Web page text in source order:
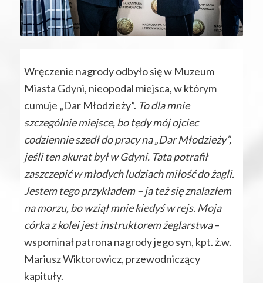
Wręczenie nagrody odbyło się w Muzeum
Miasta Gdyni, nieopodal miejsca, w którym
cumuje „Dar Młodzieży”. To dla mnie
szczególnie miejsce, bo tędy mój ojciec
codziennie szedł do pracy na „Dar Młodzieży”,
jeśli ten akurat był w Gdyni. Tata potrafił
zaszczepić w młodych ludziach miłość do żagli.
Jestem tego przykładem – ja też się znalazłem
na morzu, bo wziął mnie kiedyś w rejs. Moja
córka z kolei jest instruktorem żeglarstwa–
wspominał patrona nagrody jego syn, kpt. ż.w.
Mariusz Wiktorowicz, przewodniczący
kapituły.